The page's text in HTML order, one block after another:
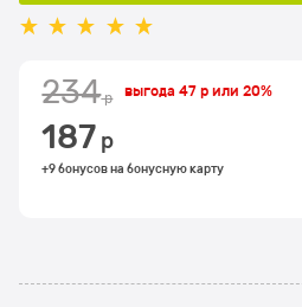
234 р
187 р
выгода 47 рили 20%
+9 бонусов на бонусную карту